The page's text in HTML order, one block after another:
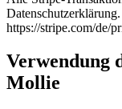
https://stripe.com/de/
Verwendung
Mollie